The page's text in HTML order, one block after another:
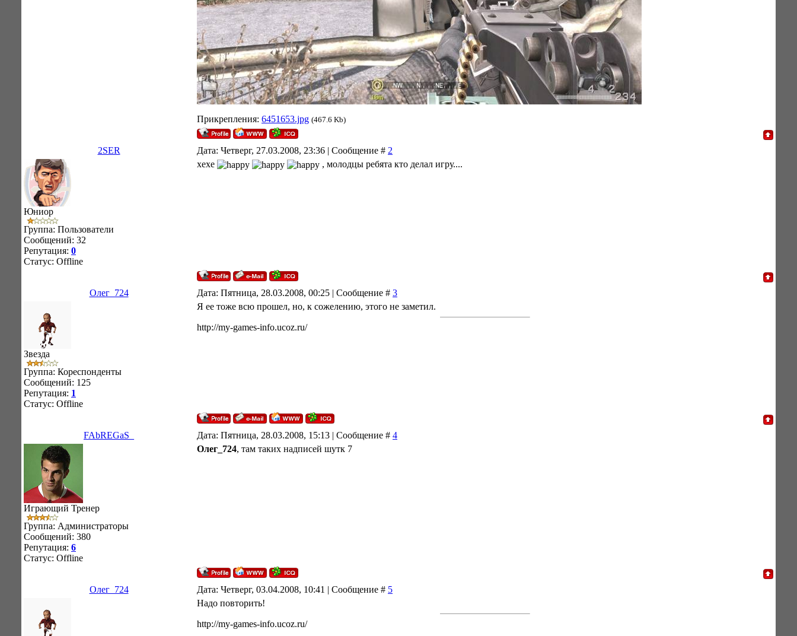
Прикрепления: 6451653.jpg (467.6 Kb)
2SER Дата: Четверг, 27.03.2008, 23:36 | Сообщение # 2
Юниор
Группа: Пользователи
Сообщений: 32
Репутация: 0
Статус: Offline
хехе , молодцы ребята кто делал игру....
Олег_724 Дата: Пятница, 28.03.2008, 00:25 | Сообщение # 3
Звезда
Группа: Кореспонденты
Сообщений: 125
Репутация: 1
Статус: Offline
Я ее тоже всю прошел, но, к сожелению, этого не заметил.
http://my-games-info.ucoz.ru/
FAbREGaS_ Дата: Пятница, 28.03.2008, 15:13 | Сообщение # 4
Играющий Тренер
Группа: Администраторы
Сообщений: 380
Репутация: 6
Статус: Offline
Олег_724, там таких надписей шутк 7
Олег_724 Дата: Четверг, 03.04.2008, 10:41 | Сообщение # 5
Надо повторить!
http://my-games-info.ucoz.ru/